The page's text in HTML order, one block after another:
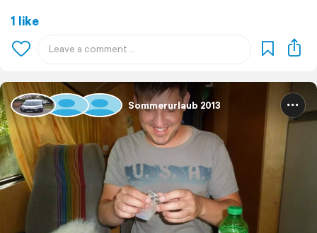
1 like
Sommerurlaub 2013